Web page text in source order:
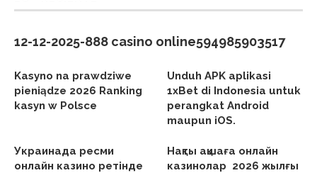
12-12-2025-888 casino online594985903517
Kasyno na prawdziwe
pieniądze 2026 Ranking
kasyn w Polsce
Unduh APK aplikasi
1xBet di Indonesia untuk
perangkat Android
maupun iOS.
Украинада ресми
онлайн казино ретінде
Нақты ақшаға онлайн
казинолар ︎ 2026 жылғы